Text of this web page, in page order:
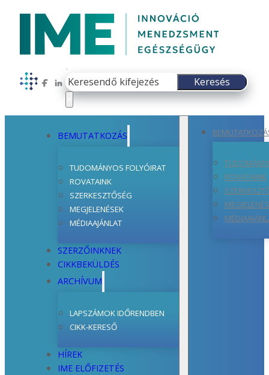
Follow us on Facebook
Follow us on LinkedIn
Keresés
Keresés
BEMUTATKOZÁS
TUDOMÁNYOS FOLYÓIRAT
ROVATAINK
SZERKESZTŐSÉG
MEGJELENÉSEK
MÉDIAAJÁNLAT
SZERZŐINKNEK
CIKKBEKÜLDÉS
ARCHÍVUM
LAPSZÁMOK IDŐRENDBEN
CIKK-KERESŐ
HÍREK
IME ELŐFIZETÉS
ROVATAINK